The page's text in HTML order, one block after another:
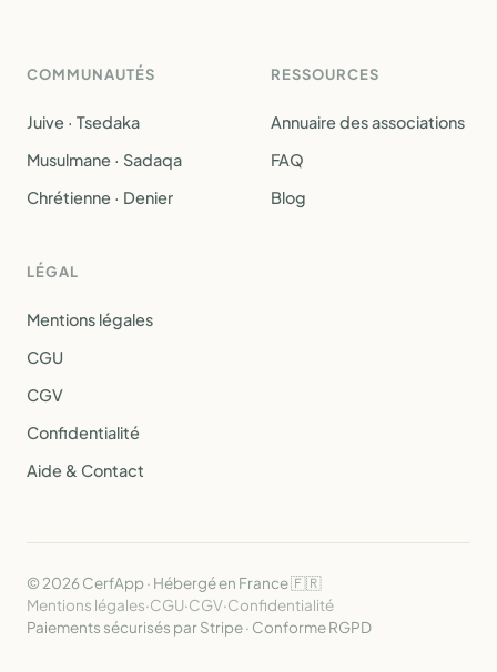
COMMUNAUTÉS
Juive · Tsedaka
Musulmane · Sadaqa
Chrétienne · Denier
RESSOURCES
Annuaire des associations
FAQ
Blog
LÉGAL
Mentions légales
CGU
CGV
Confidentialité
Aide & Contact
© 2026 CerfApp · Hébergé en France 🇫🇷
Mentions légales·CGU·CGV·Confidentialité
Paiements sécurisés par Stripe · Conforme RGPD